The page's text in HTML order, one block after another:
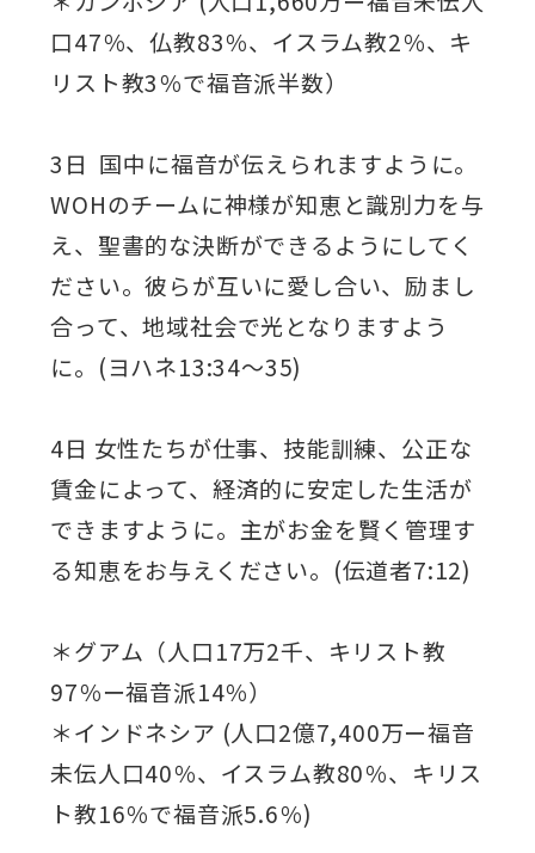
口47％、仏教83％、イスラム教2％、キ
リスト教3％で福音派半数）
3日 国中に福音が伝えられますように。
WOHのチームに神様が知恵と識別力を与
え、聖書的な決断ができるようにしてく
ださい。彼らが互いに愛し合い、励まし
合って、地域社会で光となりますよう
に。(ヨハネ13:34～35)
4日 女性たちが仕事、技能訓練、公正な
賃金によって、経済的に安定した生活が
できますように。主がお金を賢く管理す
る知恵をお与えください。(伝道者7:12)
＊グアム（人口17万2千、キリスト教
97％ー福音派14％）
＊インドネシア (人口2億7,400万ー福音
未伝人口40％、イスラム教80％、キリス
ト教16％で福音派5.6％)